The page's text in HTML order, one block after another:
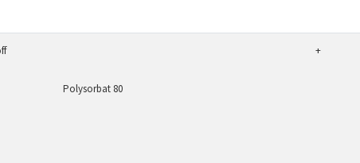
Polysorbat 80
+